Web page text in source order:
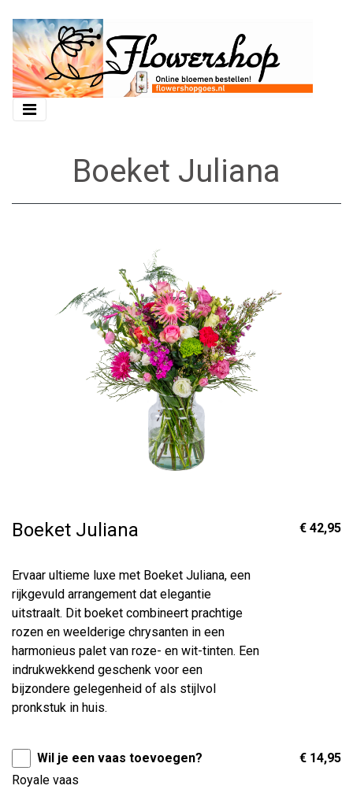
Boeket Juliana
Boeket Juliana
Ervaar ultieme luxe met Boeket Juliana, een
rijkgevuld arrangement dat elegantie
uitstraalt. Dit boeket combineert prachtige
rozen en weelderige chrysanten in een
harmonieus palet van roze- en wit-tinten. Een
indrukwekkend geschenk voor een
bijzondere gelegenheid of als stijlvol
pronkstuk in huis.
€ 42,95
Wil je een vaas toevoegen?
Royale vaas
€ 14,95